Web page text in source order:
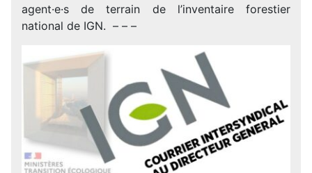
agent·e·s de terrain de l’inventaire forestier
national de IGN. – – –